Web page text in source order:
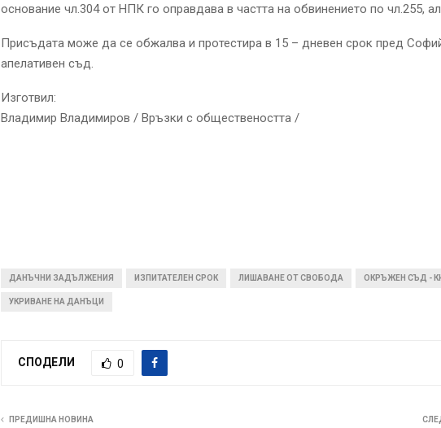
основание чл.304 от НПК го оправдава в частта на обвинението по чл.255,
Присъдата може да се обжалва и протестира в 15 – дневен срок пред
апелативен съд.
Изготвил:
Владимир Владимиров / Връзки с обществеността /
ДАНЪЧНИ ЗАДЪЛЖЕНИЯ ИЗПИТАТЕЛЕН СРОК ЛИШАВАНЕ ОТ СВОБОДА ОКРЪЖЕН СЪД -
УКРИВАНЕ НА ДАНЪЦИ
СПОДЕЛИ 0
ПРЕДИШНА НОВИНА